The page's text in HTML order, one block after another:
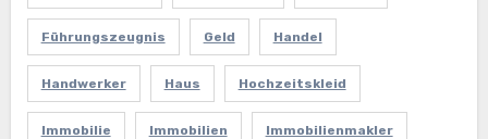
Führungszeugnis Geld Handel
Handwerker Haus Hochzeitskleid
Immobilie Immobilien Immobilienmakler